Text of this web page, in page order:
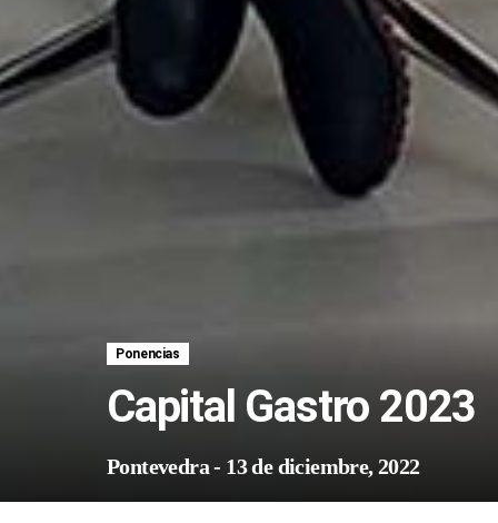
Ponencias
Capital Gastro 2023
Pontevedra- 13 de diciembre, 2022